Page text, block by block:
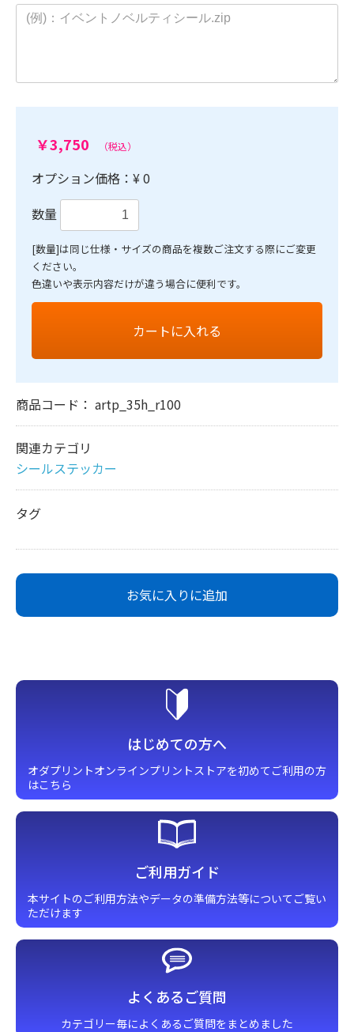
￥3,750 （税込）
オプション価格：¥0
数量
[数量]は同じ仕様・サイズの商品を複数ご注文する際にご変更
ください。
色違いや表示内容だけが違う場合に便利です。
カートに入れる
商品コード： artp_35h_r100
関連カテゴリ
シールステッカー
タグ
お気に入りに追加
はじめての方へ
オダプリントオンラインプリント ストアを初めてご利用の方
はこちら
ご利用ガイド
本サイトのご利用方法やデータの準備方法等についてご覧い
ただけます
よくあるご質問
カテゴリー毎によくあるご質問をまとめました